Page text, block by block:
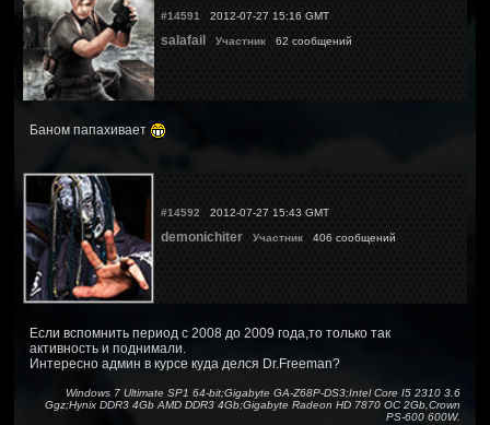
#14591 2012-07-27 15:16 GMT
salafail Участник 62 сообщений
Баном папахивает
#14592 2012-07-27 15:43 GMT
demonichiter Участник 406 сообщений
Если вспомнить период с 2008 до 2009 года,то только так
активность и поднимали.
Интересно админ в курсе куда делся Dr.Freeman?
Windows 7 Ultimate SP1 64-bit;Gigabyte GA-Z68P-DS3;Intel Core I5 2310 3.6
Ggz;Hynix DDR3 4Gb AMD DDR3 4Gb;Gigabyte Radeon HD 7870 OC 2Gb,Crown
PS-600 600W.